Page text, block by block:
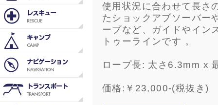
使用状況に合わせて長さ
たショックアブソーバー
ープなど、ガイドやイン
トゥーラインです 。
ロープ長: 太さ6.3mm x
価格:￥23,000-(税抜き)